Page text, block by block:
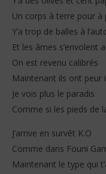
Un corps à terre pour à
Y’a trop de balles à
Et les âmes s’envolent
On est revenu calibrés
Maintenant ils ont peur
Je vois plus le paradis
Comme si les pieds de
J’arrive en survêt K.O
Comme dans Founi
Maintenant le type qui